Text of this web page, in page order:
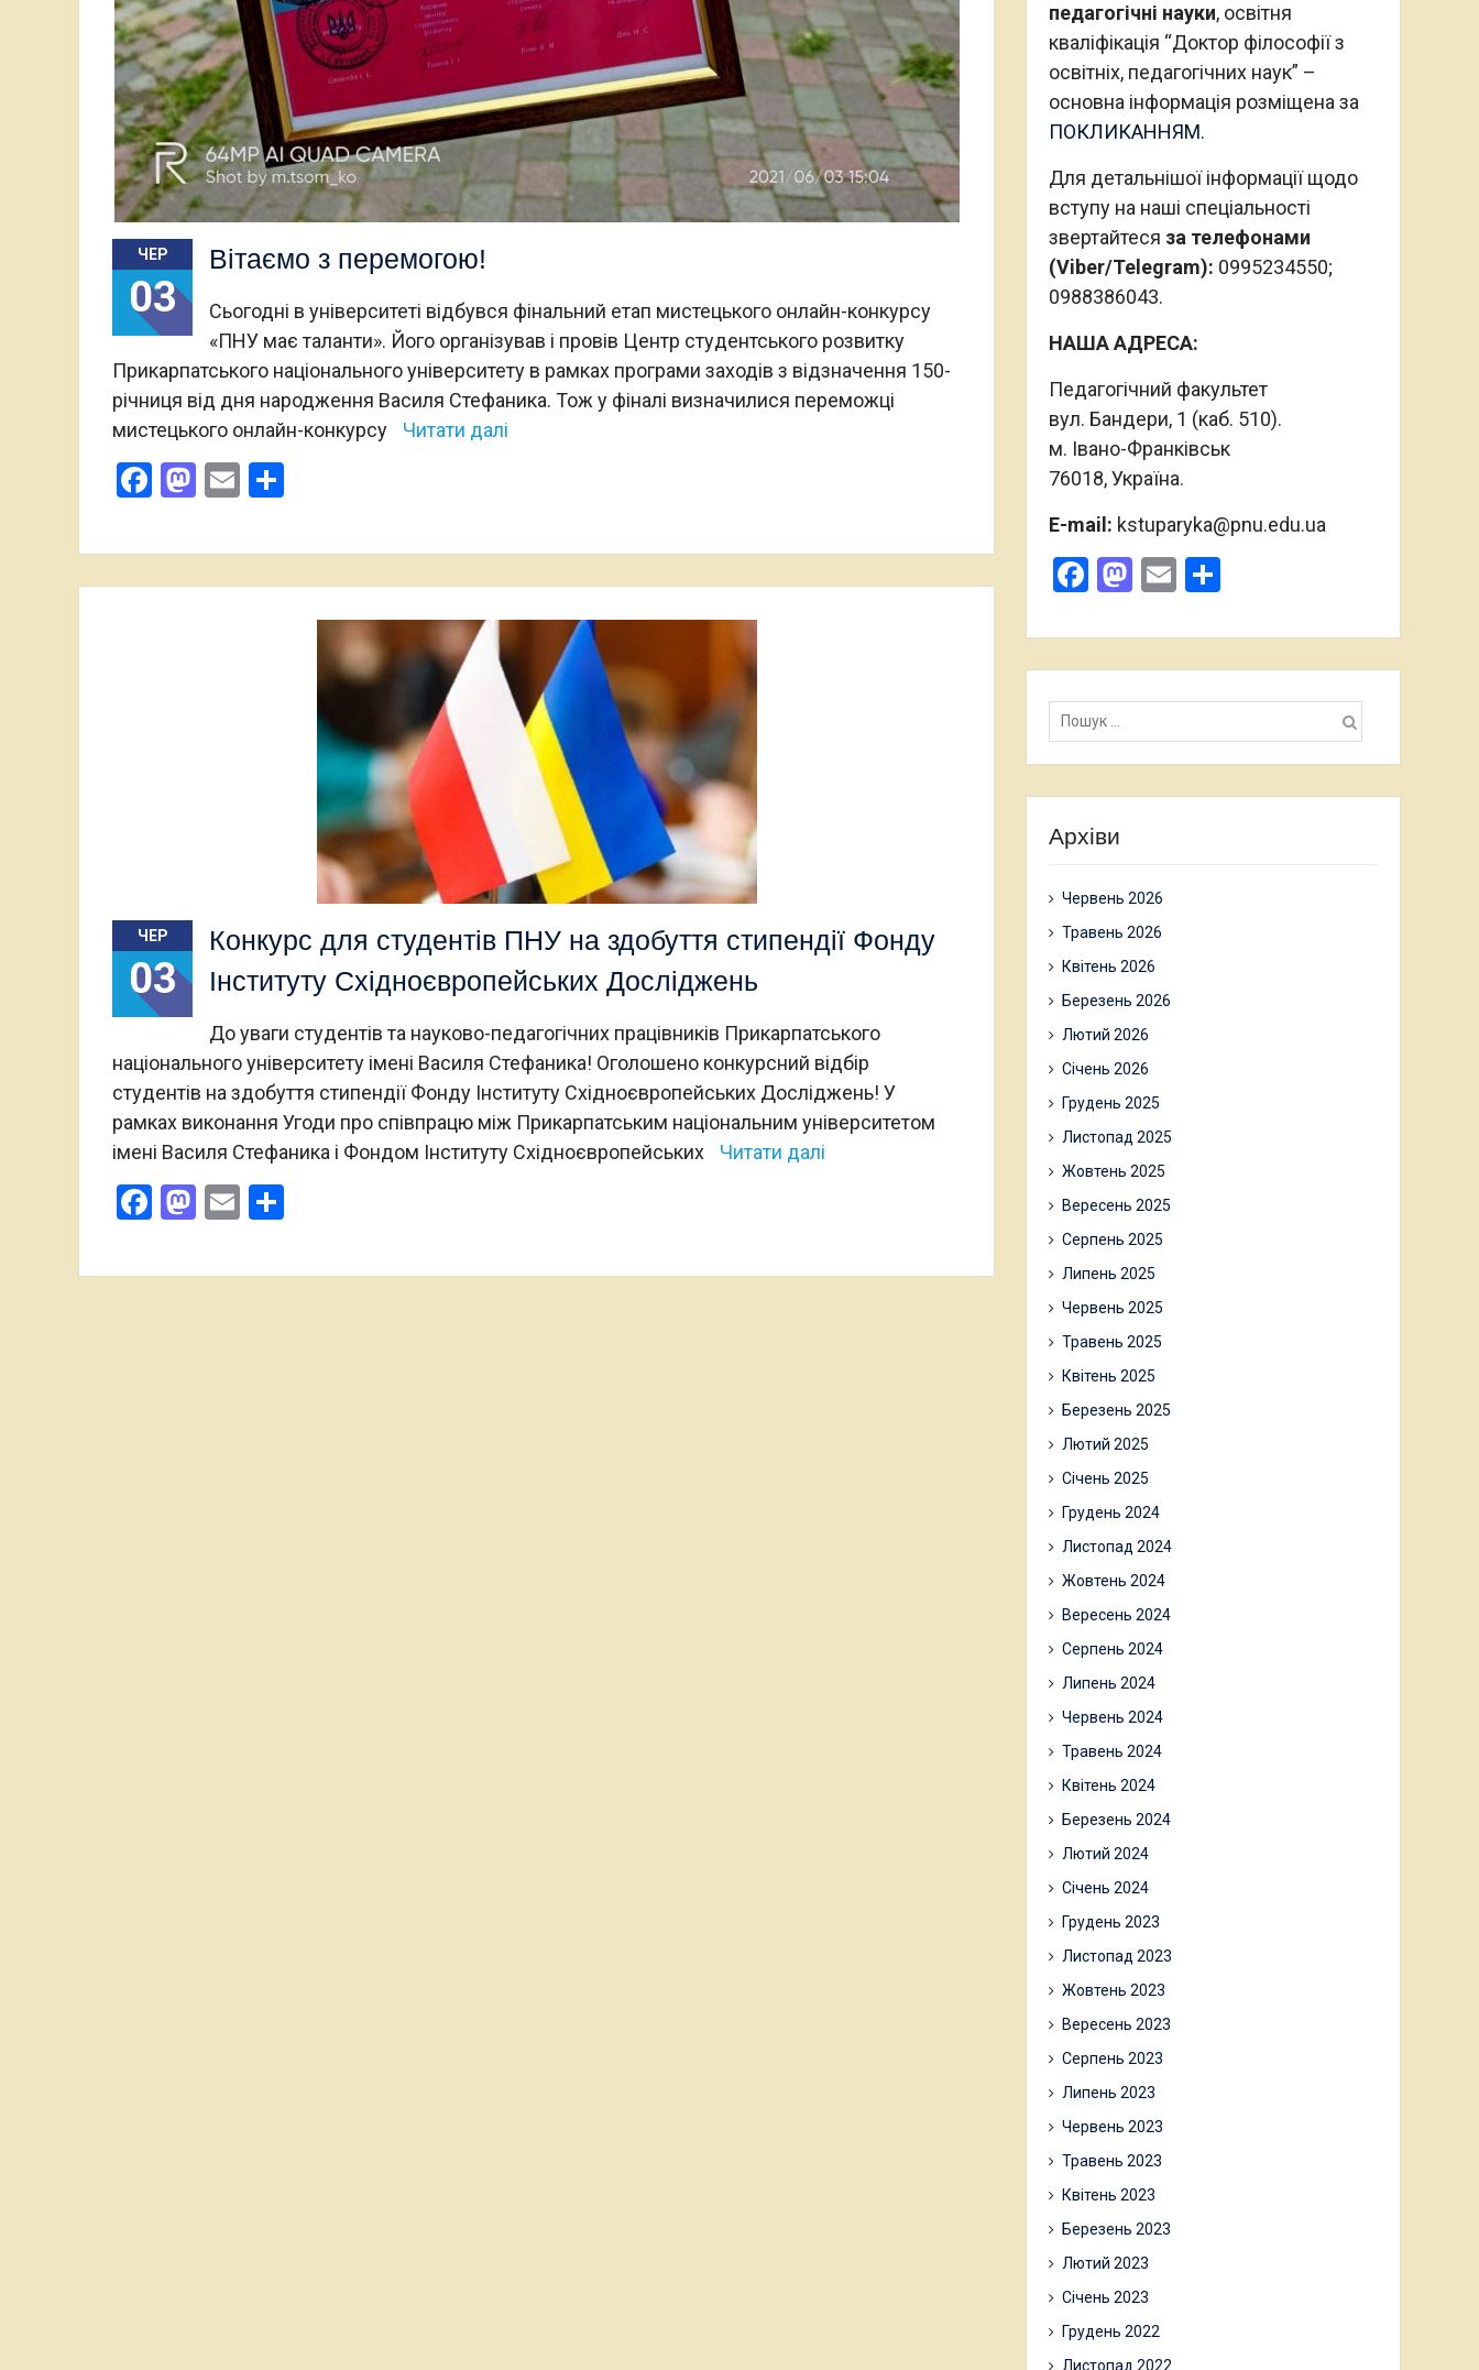
ЧЕР
03
Вітаємо з перемогою!
Сьогодні в університеті відбувся фінальний етап мистецького онлайн-конкурсу
«ПНУ має таланти». Його організував і провів Центр студентського розвитку
Прикарпатського національного університету в рамках програми заходів з відзначення 150-
річниця від дня народження Василя Стефаника. Тож у фіналі визначилися переможці
мистецького онлайн-конкурсу
Читати далі
Facebook
Mastodon
Email
ЧЕР
03
Конкурс для студентів ПНУ на здобуття стипендії Фонду
Інституту Східноєвропейських Досліджень
До уваги студентів та науково-педагогічних працівників Прикарпатського
національного університету імені Василя Стефаника! Оголошено конкурсний відбір
студентів на здобуття стипендії Фонду Інституту Східноєвропейських Досліджень! У
рамках виконання Угоди про співпрацю між Прикарпатським національним університетом
імені Василя Стефаника і Фондом Інституту Східноєвропейських
Читати далі
Facebook
Mastodon
Email
педагогічні науки, освітня
кваліфікація “Доктор філософії з
освітніх, педагогічних наук” –
основна інформація розміщена за
ПОКЛИКАННЯМ.
Для детальнішої інформації щодо
вступу на наші спеціальності
звертайтеся за телефонами
(Viber/Telegram): 0995234550;
0988386043.
НАША АДРЕСА:
Педагогічний факультет
вул. Бандери, 1 (каб. 510).
м. Івано-Франківськ
76018, Україна.
E-mail: kstuparyka@pnu.edu.ua
Facebook
Mastodon
Email
Пошук:
Архіви
Червень 2026
Травень 2026
Квітень 2026
Березень 2026
Лютий 2026
Січень 2026
Грудень 2025
Листопад 2025
Жовтень 2025
Вересень 2025
Серпень 2025
Липень 2025
Червень 2025
Травень 2025
Квітень 2025
Березень 2025
Лютий 2025
Січень 2025
Грудень 2024
Листопад 2024
Жовтень 2024
Вересень 2024
Серпень 2024
Липень 2024
Червень 2024
Травень 2024
Квітень 2024
Березень 2024
Лютий 2024
Січень 2024
Грудень 2023
Листопад 2023
Жовтень 2023
Вересень 2023
Серпень 2023
Липень 2023
Червень 2023
Травень 2023
Квітень 2023
Березень 2023
Лютий 2023
Січень 2023
Грудень 2022
Листопад 2022